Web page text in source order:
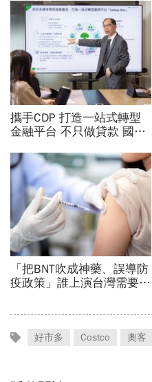
好市多 Costco 奧客